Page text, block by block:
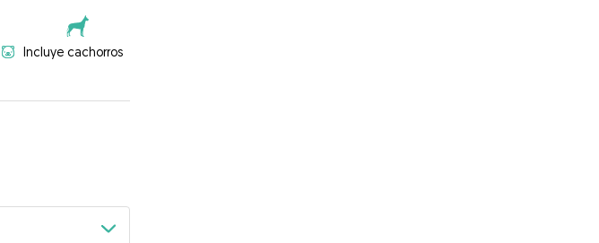
Incluye cachorros